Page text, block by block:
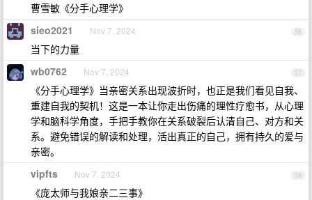
曹雪敏《分手心理学》
56
sieo2021 Nov 7, 2024
当下的力量
57
wb0762 Nov 7, 2024
《分手心理学》当亲密关系出现波折时，也正是我们看见自我、
重建自我的契机！这是一本让你走出伤痛的理性疗愈书，从心理
学和脑科学角度，手把手教你在关系破裂后认清自己、对方和关
系。避免错误的解读和处理，活出真正的自己，拥有持久的爱与
亲密。
58
vipfts Nov 7, 2024
《庞太师与我娘亲二三事》